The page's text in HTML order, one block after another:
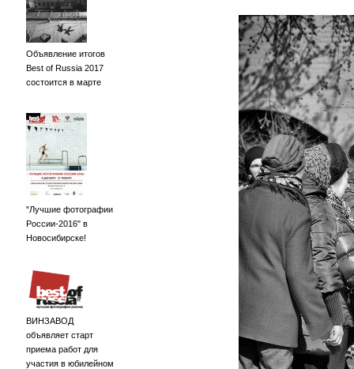
Объявление итогов
Best of Russia 2017
состоится в марте
"Лучшие фотографии
России-2016" в
Новосибирске!
ВИНЗАВОД
объявляет старт
приема работ для
участия в юбилейном